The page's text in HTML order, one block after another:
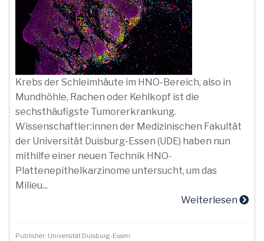
Krebs der Schleimhäute im HNO-Bereich, also in
Mundhöhle, Rachen oder Kehlkopf ist die
sechsthäufigste Tumorerkrankung.
Wissenschaftler:innen der Medizinischen Fakultät
der Universität Duisburg-Essen (UDE) haben nun
mithilfe einer neuen Technik HNO-
Plattenepithelkarzinome untersucht, um das
Milieu...
Weiterlesen
Publisher: Universität Duisburg-Essen